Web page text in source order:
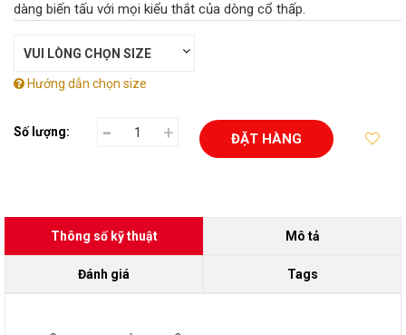
dàng biến tấu với mọi kiểu thắt của dòng cổ thấp.
Hướng dẫn chọn size
Số lượng: - + ĐẶT HÀNG
Thông số kỹ thuật Mô tả
Đánh giá Tags